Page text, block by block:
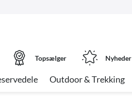
Topsælger Nyheder
Outdoor & Trekking